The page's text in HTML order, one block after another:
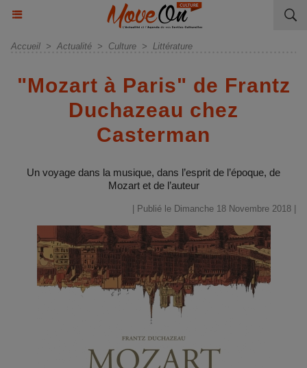
Accueil > Actualité > Culture > Littérature
"Mozart à Paris" de Frantz
Duchazeau chez
Casterman
Un voyage dans la musique, dans l’esprit de l’époque, de
Mozart et de l’auteur
| Publié le Dimanche 18 Novembre 2018 |